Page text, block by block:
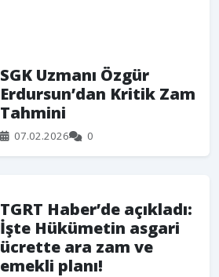
SGK Uzmanı Özgür
Erdursun’dan Kritik Zam
Tahmini
07.02.2026 0
TGRT Haber’de açıkladı:
İşte Hükümetin asgari
ücrette ara zam ve
emekli planı!